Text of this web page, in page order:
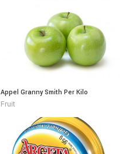
Appel Granny Smith Per Kilo
Fruit